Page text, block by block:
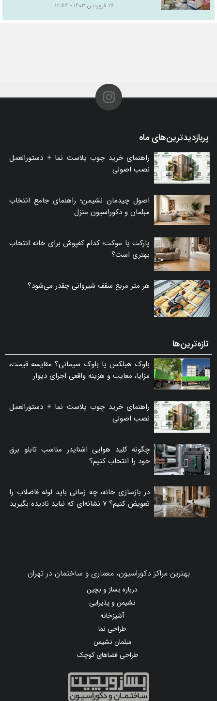
۲۶ فروردین ۱۴۰۳ - ۱۲:۵۴
پربازدیدترین‌های ماه
راهنمای خرید چوب پلاست نما + دستورالعمل
نصب اصولی
اصول چیدمان نشیمن؛ راهنمای جامع انتخاب
مبلمان و دکوراسیون منزل
پارکت یا موکت؛ کدام کفپوش برای خانه انتخاب
بهتری است؟
هر متر مربع سقف شیروانی چقدر می‌شود؟
تازه‌ترین‌ها
بلوک هبلکس یا بلوک سیمانی؟ مقایسه قیمت،
مزایا، معایب و هزینه واقعی اجرای دیوار
راهنمای خرید چوب پلاست نما + دستورالعمل
نصب اصولی
چگونه کلید هوایی اشنایدر مناسب تابلو برق
خود را انتخاب کنیم؟
در بازسازی خانه، چه زمانی باید لوله فاضلاب را
تعویض کنیم؟ ۷ نشانه‌ای که نباید نادیده بگیرید
بهترین مراکز دکوراسیون، معماری و ساختمان در تهران
درباره بساز و بچین
نشیمن و پذیرایی
آشپزخانه
طراحی نما
مبلمان نشیمن
طراحی فضاهای کوچک